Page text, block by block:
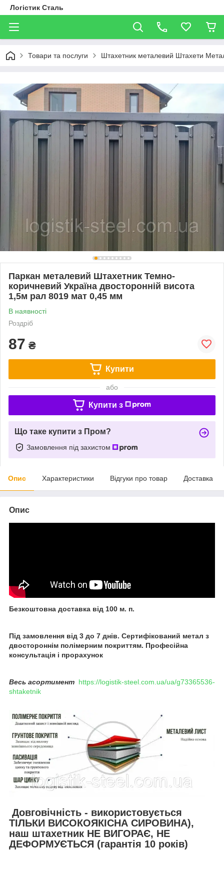
Логістик Сталь
Товари та послуги Штахетник металевий Штахети
Паркан металевий Штахетник Темно-
коричневий Україна двосторонній висота
1,5м рал 8019 мат 0,45 мм
В наявності
Роздріб
87 ₴
Купити
або
Купити з
Що таке купити з Пром?
Замовлення під захистом
Опис Характеристики Відгуки про товар Доставка
Опис
Безкоштовна доставка від 100 м. п.
Під замовлення від 3 до 7 днів. Сертифікований метал з
двостороннім полімерним покриттям. Професійна
консультація і прорахунок
Весь асортимент https://logistik-steel.com.ua/ua/g73365536-
shtaketnik
Довговічність - використовується
ТІЛЬКИ ВИСОКОЯКІСНА СИРОВИНА),
наш штахетник НЕ ВИГОРАЄ, НЕ
ДЕФОРМУЄТЬСЯ (гарантія 10 років)